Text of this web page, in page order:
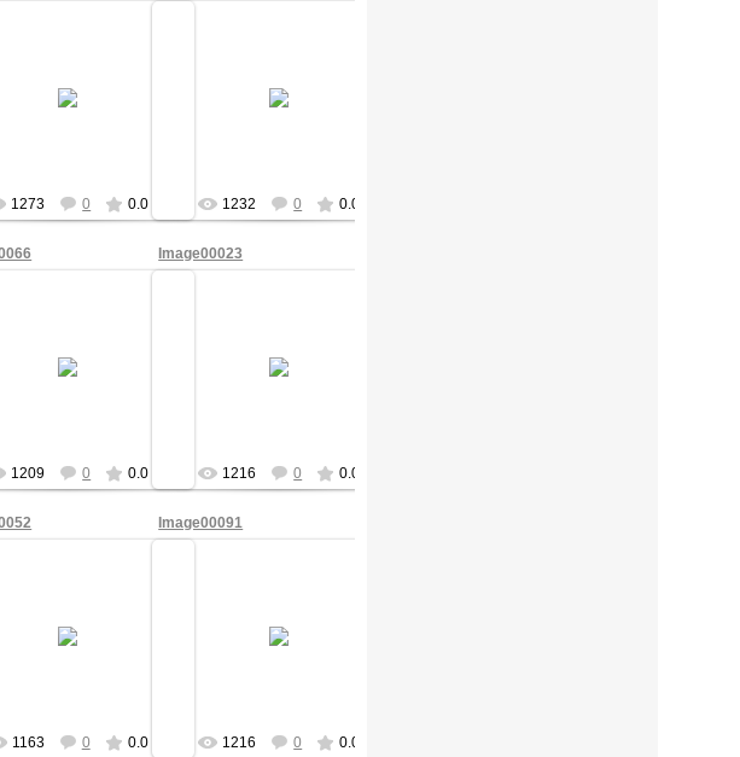
1273 0 0.0 1232 0 0.0
1209 0 0.0
Image00023
1216 0 0.0
1163 0 0.0
Image00091
1216 0 0.0